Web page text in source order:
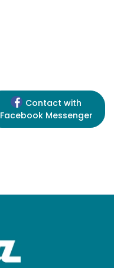
Contact with
Facebook Messenger